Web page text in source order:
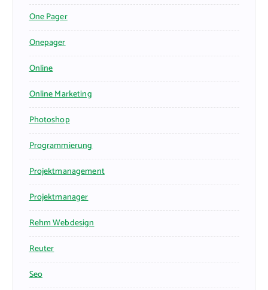
One Pager
Onepager
Online
Online Marketing
Photoshop
Programmierung
Projektmanagement
Projektmanager
Rehm Webdesign
Reuter
Seo